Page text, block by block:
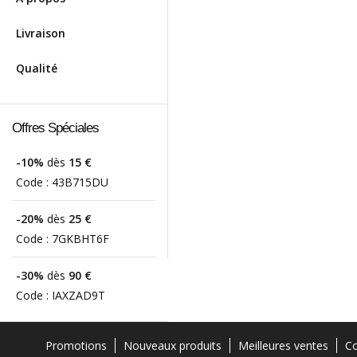
Livraison
Qualité
Offres Spéciales
-10% dès 15 €
Code : 43B715DU
-20% dès 25 €
Code : 7GKBHT6F
-30% dès 90 €
Code : IAXZAD9T
Promotions Nouveaux produits Meilleures ventes